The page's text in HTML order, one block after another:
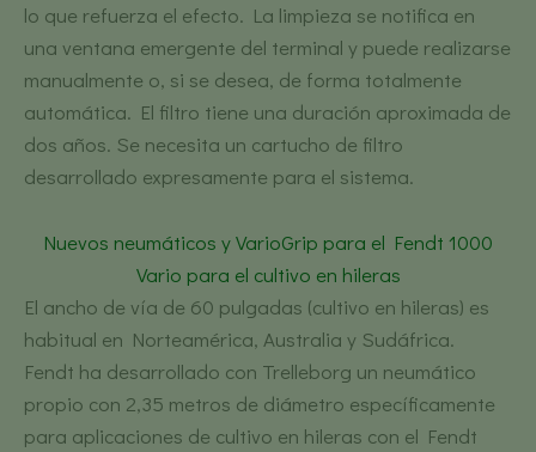
lo que refuerza el efecto. La limpieza se notifica en
una ventana emergente del terminal y puede realizarse
manualmente o, si se desea, de forma totalmente
automática. El filtro tiene una duración aproximada de
dos años. Se necesita un cartucho de filtro
desarrollado expresamente para el sistema.
Nuevos neumáticos y VarioGrip para el Fendt 1000
Vario para el cultivo en hileras
El ancho de vía de 60 pulgadas (cultivo en hileras) es
habitual en Norteamérica, Australia y Sudáfrica.
Fendt ha desarrollado con Trelleborg un neumático
propio con 2,35 metros de diámetro específicamente
para aplicaciones de cultivo en hileras con el Fendt